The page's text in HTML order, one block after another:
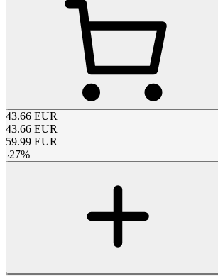
43.66 EUR
43.66 EUR
59.99 EUR
-27%